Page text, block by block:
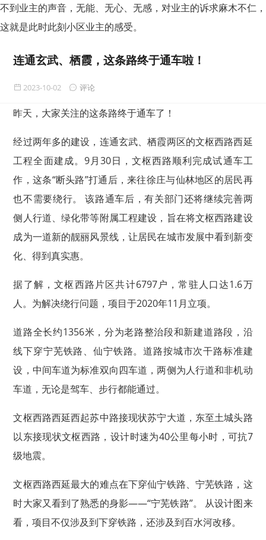
不到业主的声音，无能、无心、无感，对业主的诉求麻木不仁，
这就是此时此刻小区业主的感受。
连通玄武、栖霞，这条路终于通车啦！
2023-10-02 评论
昨天，大家关注的这条路终于通车了！
经过两年多的建设，连通玄武、栖霞两区的文枢西路西延
工程全面建成。9月30日，文枢西路顺利完成试通车工
作，这条“断头路”打通后，来往徐庄与仙林地区的居民再
也不需要绕行。 该路通车后，有关部门还将继续完善两
侧人行道、绿化带等附属工程建设，旨在将文枢西路建设
成为一道新的靓丽风景线，让居民在城市发展中看到新变
化、得到真实惠。
据了解，文枢西路片区共计6797户，常驻人口达1.6万
人。为解决绕行问题，项目于2020年11月立项。
道路全长约1356米，分为老路整治段和新建道路段，沿
线下穿宁芜铁路、仙宁铁路。道路按城市次干路标准建
设，中间车道为标准双向四车道，两侧为人行道和非机动
车道，无论是驾车、步行都能通过。
文枢西路西延西起苏中路接现状苏宁大道，东至土城头路
以东接现状文枢西路，设计时速为40公里每小时，可抗7
级地震。
文枢西路西延最大的难点在下穿仙宁铁路、宁芜铁路，这
时大家又看到了熟悉的身影——“宁芜铁路”。 从设计图来
看，项目不仅涉及到下穿铁路，还涉及到百水河改移。